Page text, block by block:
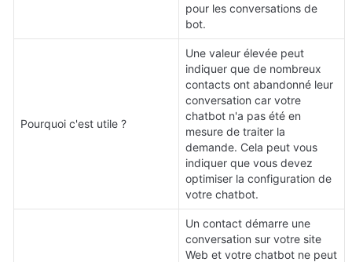
pour les conversations de
bot.
Pourquoi c'est utile ?
Une valeur élevée peut
indiquer que de nombreux
contacts ont abandonné leur
conversation car votre
chatbot n'a pas été en
mesure de traiter la
demande. Cela peut vous
indiquer que vous devez
optimiser la configuration de
votre chatbot.
Un contact démarre une
conversation sur votre site
Web et votre chatbot ne peut